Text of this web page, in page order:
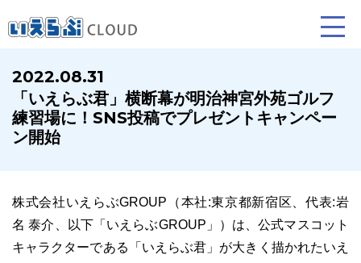
賃貸仲介
業務向け機能
売買仲介 賃貸管理
2022.08.31
「いえらぶ君」横断幕が明治神宮外苑ゴルフ
練習場に！SNS投稿でプレゼントキャンペー
ン開始
株式会社いえらぶGROUP（本社:東京都新宿区、代表:岩
名 泰介、以下「いえらぶGROUP」）は、公式マスコット
キャラクターである「いえらぶ君」が大きく描かれたいえ